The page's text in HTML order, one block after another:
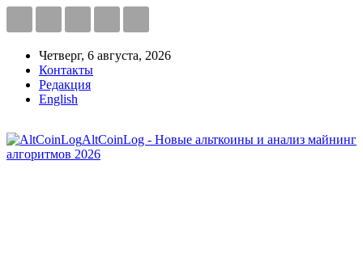
Четверг, 6 августа, 2026
Контакты
Редакция
English
AltCoinLog - Новые альткоины и анализ майнинг
алгоритмов 2026